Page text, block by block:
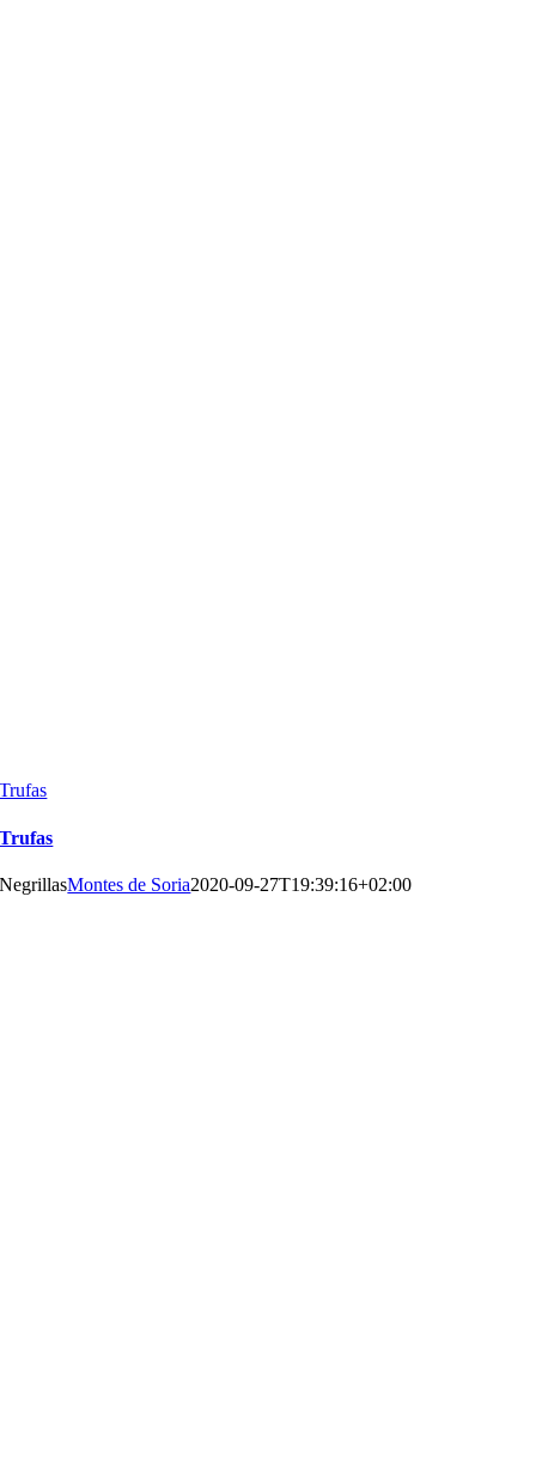
Trufas
Trufas
NegrillasMontes de Soria2020-09-27T19:39:16+02:00